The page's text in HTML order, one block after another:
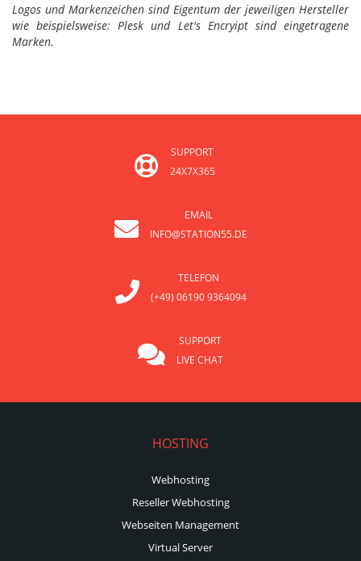
Logos und Markenzeichen sind Eigentum der jeweiligen Hersteller
wie beispielsweise: Plesk und Let's Encryipt sind eingetragene
Marken.
SUPPORT
24X7X365
EMAIL
INFO@STATION55.DE
TELEFON
(+49) 06190 9364094
SUPPORT
LIVE CHAT
HOSTING
Webhosting
Reseller Webhosting
Webseiten Management
Virtual Server